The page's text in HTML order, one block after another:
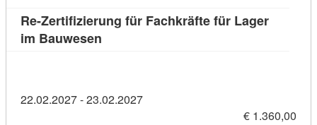
Re-Zertifizierung für Fachkräfte für Lager
im Bauwesen
22.02.2027 - 23.02.2027
€ 1.360,00